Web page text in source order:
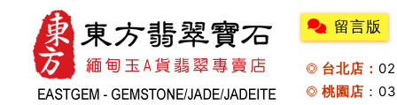
留言版
台北店：
桃園店 ：